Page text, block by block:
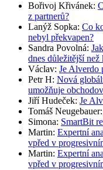
Bořivoj Křivánek:
z partnerů?
Lanýž Sopka: Co
nebyl překvapen?
Sandra Povolná:
dnes důležitější
Václav: Je Alverdo
Petr H: Nová
umožňuje
Jiří Hudeček: Je
Tomáš Neugebauer:
Simona: SmartBit
Martin: Expertní
vpřed v
Martin: Expertní
vpřed v